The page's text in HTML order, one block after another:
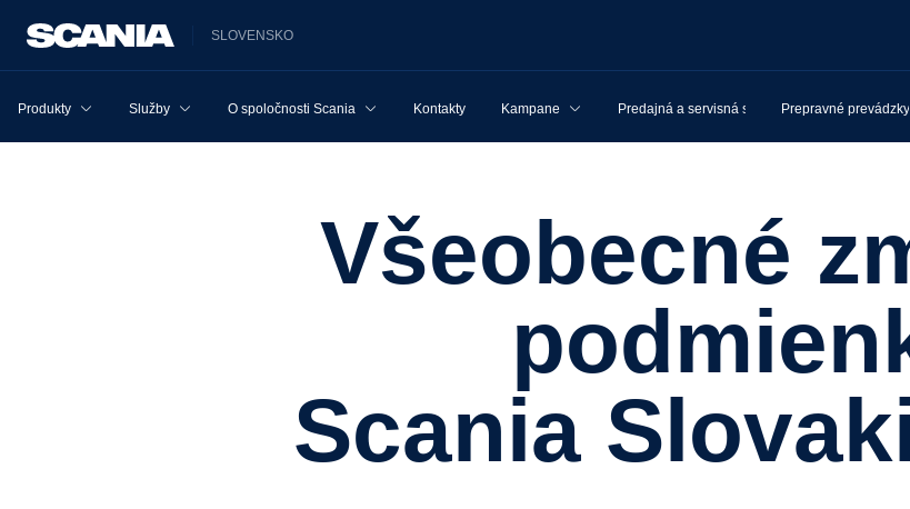
SLOVENSKO
Produkty Služby O spoločnosti Scania Kontakty Kampane Predajná a servisná sieť Prepravné prevádzky
Všeobecné zmluvné
Scania